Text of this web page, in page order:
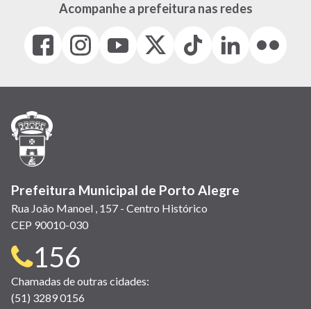
Acompanhe a prefeitura nas redes
Facebook
(link
em
janela)
Instagram
(link
em
(link
em
(Antigo
(link
Tiktok
(link
em
LinkedIn
(link
em
(link
em
Prefeitura Municipal de Porto Alegre
Rua João Manoel , 157 - Centro Histórico
CEP 90010-030
Telefone
para
156
Chamadas de outras cidades:
(51) 3289 0156